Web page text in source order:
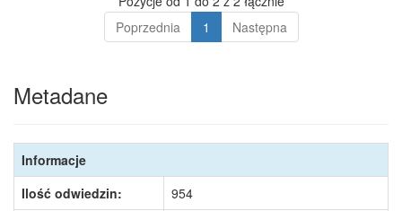
Poprzednia
1 Następna
Metadane
Informacje
Ilość odwiedzin:
954